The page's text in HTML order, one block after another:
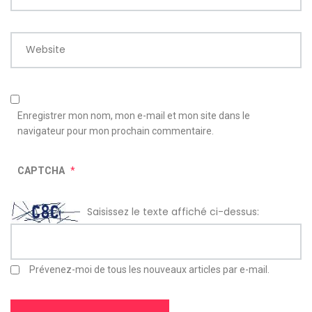
Website
Enregistrer mon nom, mon e-mail et mon site dans le
navigateur pour mon prochain commentaire.
CAPTCHA *
Saisissez le texte affiché ci-dessus:
Prévenez-moi de tous les nouveaux articles par e-mail.